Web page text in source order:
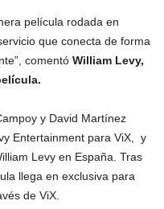
película rodada en
que conecta de forma
comentó William Levy,
y David Martínez
Entertainment para ViX, y
Levy en España. Tras
llega en exclusiva para
de ViX.